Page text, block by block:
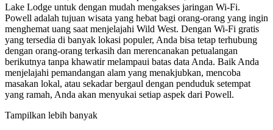
Lake Lodge untuk dengan mudah mengakses jaringan Wi-Fi.
Powell adalah tujuan wisata yang hebat bagi orang-orang yang ingin
menghemat uang saat menjelajahi Wild West. Dengan Wi-Fi gratis
yang tersedia di banyak lokasi populer, Anda bisa tetap terhubung
dengan orang-orang terkasih dan merencanakan petualangan
berikutnya tanpa khawatir melampaui batas data Anda. Baik Anda
menjelajahi pemandangan alam yang menakjubkan, mencoba
masakan lokal, atau sekadar bergaul dengan penduduk setempat
yang ramah, Anda akan menyukai setiap aspek dari Powell.
Tampilkan lebih banyak